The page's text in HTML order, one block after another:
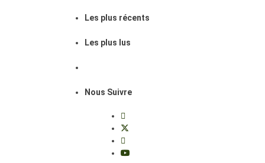
Les plus récents
Les plus lus
Nous Suivre